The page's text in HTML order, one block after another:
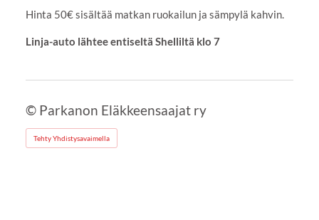
Hinta 50€ sisältää matkan ruokailun ja sämpylä kahvin.
Linja-auto lähtee entiseltä Shelliltä klo 7
© Parkanon Eläkkeensaajat ry
Tehty Yhdistysavaimella